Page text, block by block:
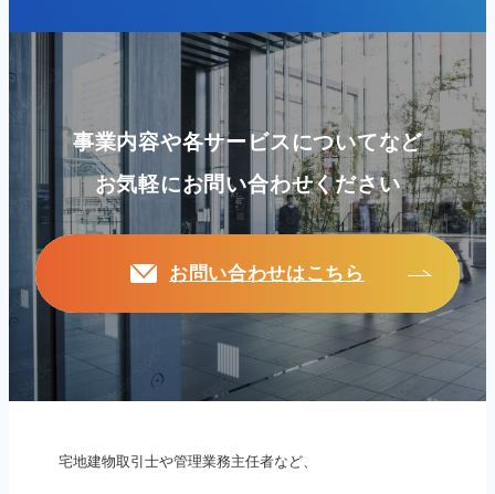
事業内容や各サービスについてなど
お気軽にお問い合わせください
お問い合わせはこちら
宅地建物取引士や管理業務主任者など、